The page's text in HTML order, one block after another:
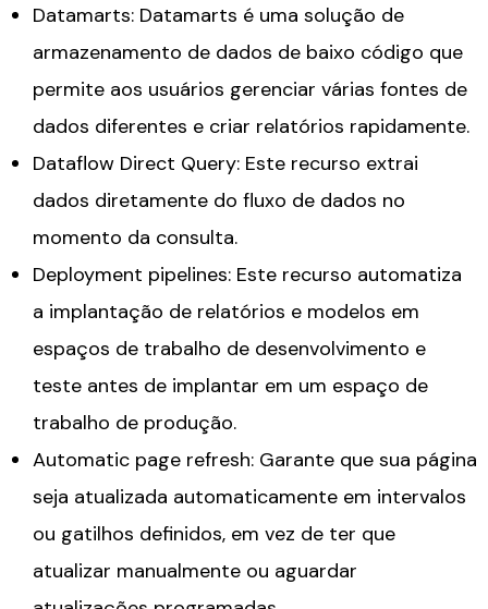
Datamarts: Datamarts é uma solução de
armazenamento de dados de baixo código que
permite aos usuários gerenciar várias fontes de
dados diferentes e criar relatórios rapidamente.
Dataflow Direct Query: Este recurso extrai
dados diretamente do fluxo de dados no
momento da consulta.
Deployment pipelines: Este recurso automatiza
a implantação de relatórios e modelos em
espaços de trabalho de desenvolvimento e
teste antes de implantar em um espaço de
trabalho de produção.
Automatic page refresh: Garante que sua página
seja atualizada automaticamente em intervalos
ou gatilhos definidos, em vez de ter que
atualizar manualmente ou aguardar